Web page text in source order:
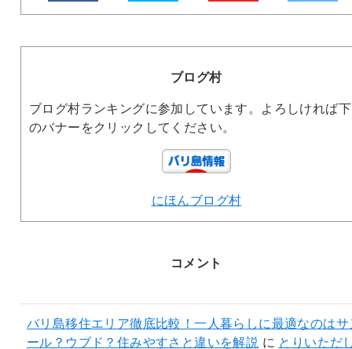
ブログ村
ブログ村ランキングに参加しています。よろしければ下
のバナーをクリックしてください。
にほんブログ村
コメント
バリ島移住エリア徹底比較！一人暮らしに最適なのはサ
ール？ウブド？住みやすさと違いを解説 に とりいただ